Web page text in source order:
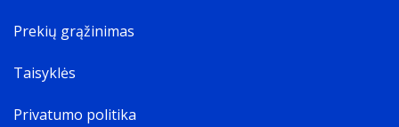
Prekių grąžinimas
Taisyklės
Privatumo politika